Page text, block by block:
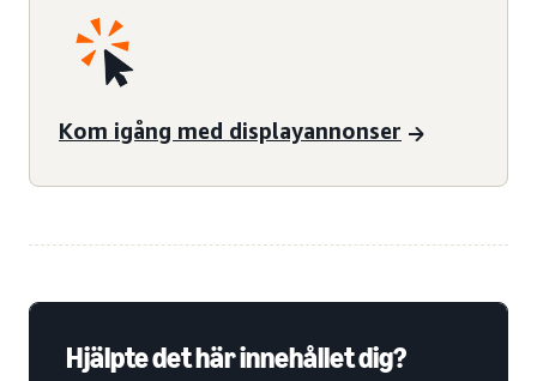
Kom igång med displayannonser
Hjälpte det här innehållet dig?